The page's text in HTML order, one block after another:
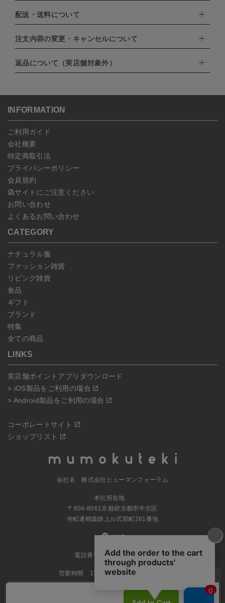
下記お支払い方法よりお選びいただけます。
・クレジットカード（VISA,mastercard,JCB,AMERICAN
EXPRESS,Diners Club）
・PayPay
・NP後払い
配送・送料について
配達業者：日本郵便
北海道：1,400円
沖縄：1,400円
注文内容の変更・キャンセルについて
ご注文日当日から翌日のAM9:00までにご連絡頂いた場合はキャン
セルは可能です。
ンセルしていただいた後、ご希望の商品のみ再度ご注文お願いしま
予約商品など一部キャンセルが出来ない場合がございます。あらか
じめご了承ください。
返品について（実店舗対象外）
こちらよりご依頼ください。
INFORMATION
ご利用ガイド
会社概要
特定商取引法
プライバシーポリシー
会員規約
偽サイトにご注意ください
お問い合わせ
よくあるお問い合わせ
CATEGORY
ナチュラル服
ファッション雑貨
リビング雑貨
食品
ギフト
ブランド
特集
全ての商品
LINKS
実店舗ポイントアプリダウンロード
> iOS製品をご利用の場合
> Android製品をご利用の場合
コーポレートサイト
ショップリスト
会社名 株式会社ヒューマンフォーラム
本社所在地
〒604-8061京都府京都市中京区
寺町通蛸薬師上ル式部町261番地
MAP
電話番号 070-5504-0806
営業時間 11:00～17:30（土日休業）